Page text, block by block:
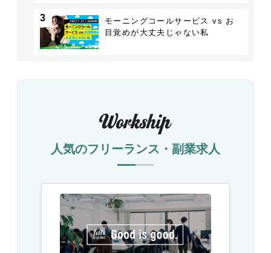
3
モーニングコールサービス vs お
目覚めが大丈夫じゃない私
人気のフリーランス・副業求人